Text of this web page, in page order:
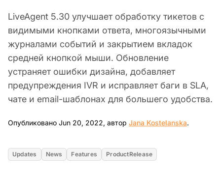
LiveAgent 5.30 улучшает обработку тикетов с
видимыми кнопками ответа, многоязычными
журналами событий и закрытием вкладок
средней кнопкой мыши. Обновление
устраняет ошибки дизайна, добавляет
предупреждения IVR и исправляет баги в SLA,
чате и email-шаблонах для большего удобства.
Опубликовано Jun 20, 2022, автор Jana Kostelanska.
Updates News Features ProductRelease